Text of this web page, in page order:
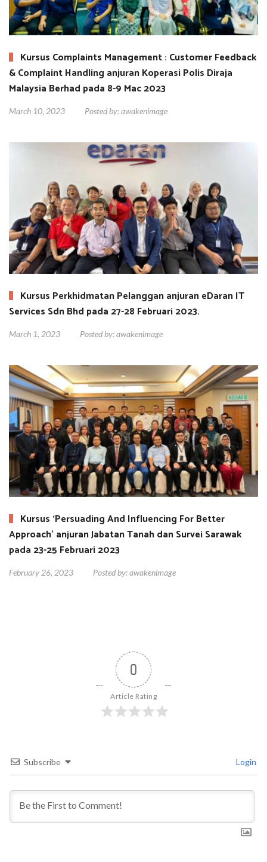
Kursus Complaints Management : Customer Feedback
& Complaint Handling anjuran Koperasi Polis Diraja
Malaysia Berhad pada 8-9 Mac 2023
March 10, 2023 Posted by:awakenimage
Kursus Perkhidmatan Pelanggan anjuran eDaran IT
Services Sdn Bhd pada 27-28 Februari 2023.
March 1, 2023 Posted by:awakenimage
Kursus ‘Persuading And Influencing For Better
Approach’ anjuran Jabatan Tanah dan Survei Sarawak
pada 23-25 Februari 2023
February 26, 2023 Posted by:awakenimage
0
Article Rating
Subscribe Login